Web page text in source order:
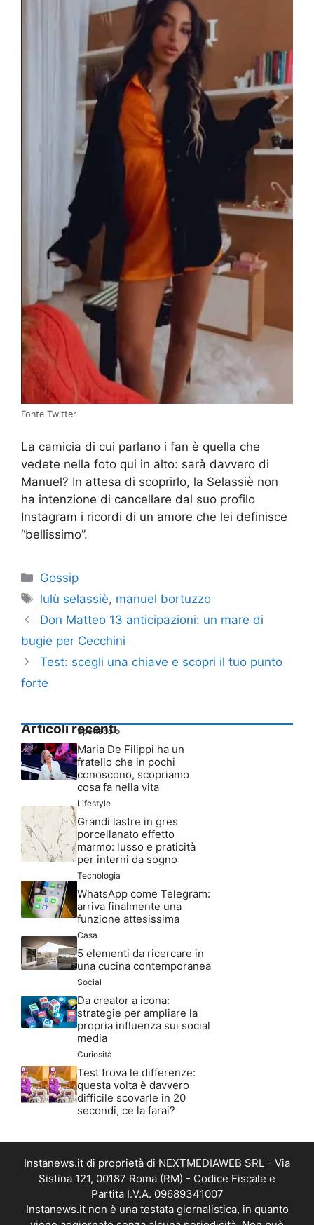
Fonte Twitter
La camicia di cui parlano i fan è quella che
vedete nella foto qui in alto: sarà davvero di
Manuel? In attesa di scoprirlo, la Selassiè non
ha intenzione di cancellare dal suo profilo
Instagram i ricordi di un amore che lei definisce
“bellissimo”.
Categorie
Gossip
Tag
lulù selassiè, manuel bortuzzo
Don Matteo 13 anticipazioni: un mare di
bugie per Cecchini
Test: scegli una chiave e scopri il tuo punto
forte
Articoli recenti
Spettacolo
Maria De Filippi ha un
fratello che in pochi
conoscono, scopriamo
cosa fa nella vita
Lifestyle
Grandi lastre in gres
porcellanato effetto
marmo: lusso e praticità
per interni da sogno
Tecnologia
WhatsApp come Telegram:
arriva finalmente una
funzione attesissima
Casa
5 elementi da ricercare in
una cucina contemporanea
Social
Da creator a icona:
strategie per ampliare la
propria influenza sui social
media
Curiosità
Test trova le differenze:
questa volta è davvero
difficile scovarle in 20
secondi, ce la farai?
Instanews.it di proprietà di NEXTMEDIAWEB SRL - Via
Sistina 121, 00187 Roma (RM) - Codice Fiscale e
Partita I.V.A. 09689341007
Instanews.it non è una testata giornalistica, in quanto